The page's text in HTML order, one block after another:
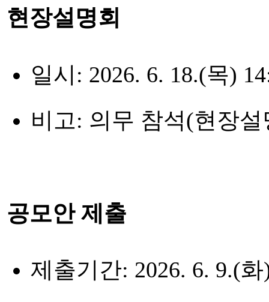
현장설명회
일시: 2026. 6. 18.(목)
비고: 의무 참석(현장
공모안 제출
제출기간: 2026. 6. 9.(